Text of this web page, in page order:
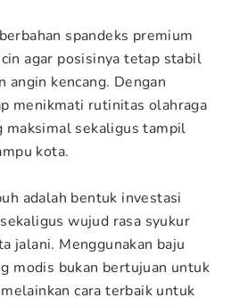
spandeks premium
agar posisinya tetap stabil
angin kencang. Dengan
menikmati rutinitas olahraga
maksimal sekaligus tampil
kota.
adalah bentuk investasi
wujud rasa syukur
jalani. Menggunakan baju
modis bukan bertujuan untuk
cara terbaik untuk